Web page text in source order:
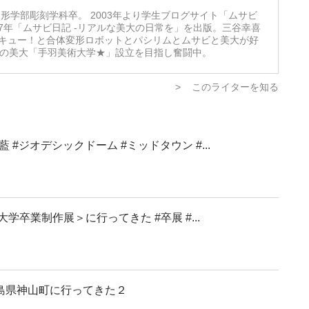
学部彫刻学科卒。 2003年より学生ブログサイト「ムサビ
「ムサビ日記 -リアルな美大の日常を」を出版。三谷幸喜
ュー！と合体変形ロボットとパシリムとムサビと美大が好
美大「手羽美術大学★」設立を目指し奮闘中。
> このライターを知る
#ジオデシックドーム #ミッドタウン #...
学卒業制作展＞に行ってきた #卒展 #...
神山町に行ってきた２